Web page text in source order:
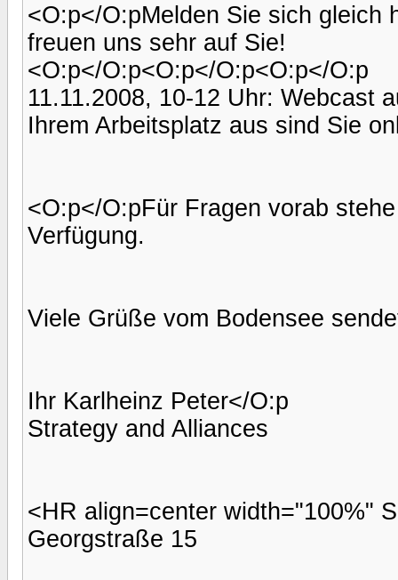
<O:p</O:pMelden Sie sich gleich
freuen uns sehr auf Sie!
<O:p</O:p<O:p</O:p<O:p</O:p
11.11.2008, 10-12 Uhr: Webcast
Ihrem Arbeitsplatz aus sind Sie
<O:p</O:pFür Fragen vorab
Verfügung.
Viele Grüße vom Bodensee
Ihr Karlheinz Peter</O:p
Strategy and Alliances
<HR align=center width="100%"
Georgstraße 15